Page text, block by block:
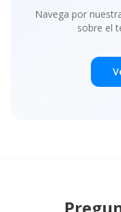
Navega por
sobre el